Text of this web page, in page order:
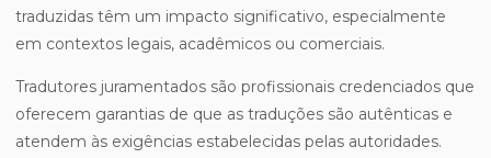
traduzidas têm um impacto significativo, especialmente
em contextos legais, acadêmicos ou comerciais.
Tradutores juramentados são profissionais credenciados que
oferecem garantias de que as traduções são autênticas e
atendem às exigências estabelecidas pelas autoridades.